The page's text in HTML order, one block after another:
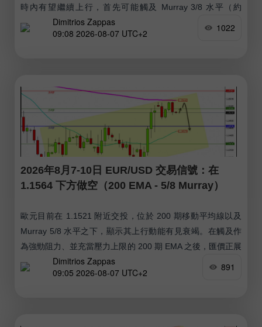
時內有望繼續上行，首先可能觸及 Murray 3/8 水平（約
4,296 美元），隨後進一步走高測試 200 EMA 水平（約
4,325 美元）。
Dimitrios Zappas
09:08 2026-08-07 UTC+2
1022
2026年8月7-10日 EUR/USD 交易信號：在
1.1564 下方做空（200 EMA - 5/8 Murray）
歐元目前在 1.1521 附近交投，位於 200 期移動平均線以及
Murray 5/8 水平之下，顯示其上行動能有見衰竭。在觸及作
為強勁阻力、並充當壓力上限的 200 期 EMA 之後，匯價正展
開回調，但在接下來幾天內仍可能於該區域下方整理。
Dimitrios Zappas
09:05 2026-08-07 UTC+2
891